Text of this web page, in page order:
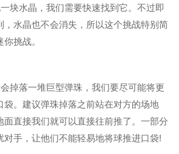
块水晶，我们需要快速找到它。不过即
，水晶也不会消失，所以这个挑战特别简
挑战。
掉落一堆巨型弹珠，我们要尽可能将更
袋。建议弹珠掉落之前站在对方的场地
面直接我们就可以直接往前推了。一部分
对手，让他们不能轻易地将球推进口袋!